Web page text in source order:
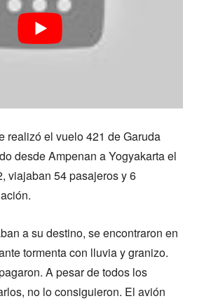
realizó el vuelo 421 de Garuda
desde Ampenan a Yogyakarta el
viajaban 54 pasajeros y 6
a su destino, se encontraron en
tormenta con lluvia y granizo.
A pesar de todos los
no lo consiguieron. El avión